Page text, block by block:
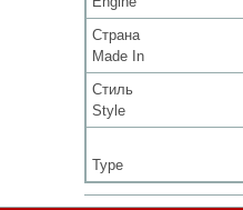
Страна
Made In
Стиль
Style
Type